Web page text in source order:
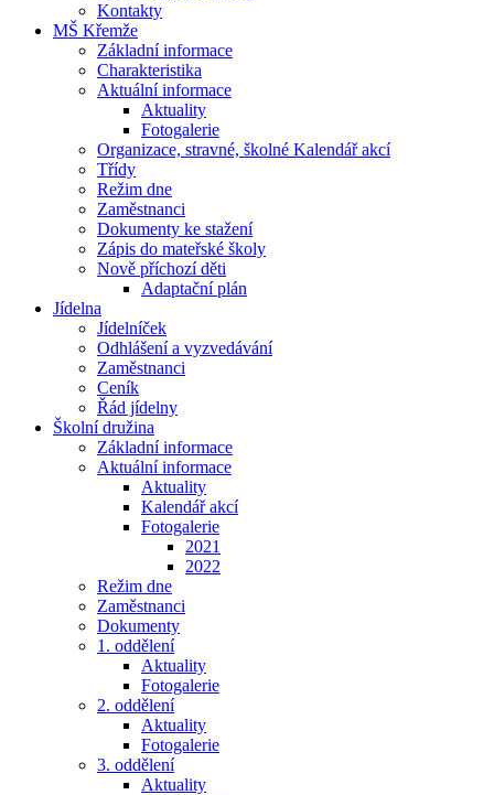
Kontakty
MŠ Křemže
Základní informace
Charakteristika
Aktuální informace
Aktuality
Fotogalerie
Organizace, stravné, školné Kalendář akcí
Třídy
Režim dne
Zaměstnanci
Dokumenty ke stažení
Zápis do mateřské školy
Nově příchozí děti
Adaptační plán
Jídelna
Jídelníček
Odhlášení a vyzvedávání
Zaměstnanci
Ceník
Řád jídelny
Školní družina
Základní informace
Aktuální informace
Aktuality
Kalendář akcí
Fotogalerie
2021
2022
Režim dne
Zaměstnanci
Dokumenty
1. oddělení
Aktuality
Fotogalerie
2. oddělení
Aktuality
Fotogalerie
3. oddělení
Aktuality